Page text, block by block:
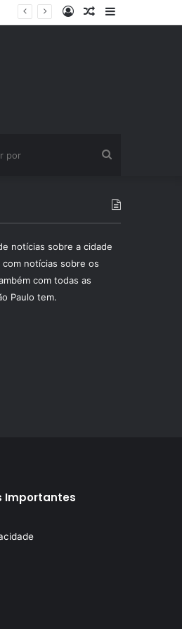
Barra
Artigo
Entrar
por
notícias sobre a cidade
com notícias sobre os
com todas as
Paulo tem.
Importantes